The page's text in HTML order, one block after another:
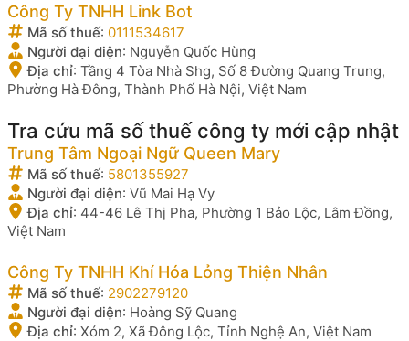
Công Ty TNHH Link Bot
Mã số thuế: 0111534617
Người đại diện: Nguyễn Quốc Hùng
Địa chỉ: Tầng 4 Tòa Nhà Shg, Số 8 Đường Quang Trung,
Phường Hà Đông, Thành Phố Hà Nội, Việt Nam
Tra cứu mã số thuế công ty mới cập nhật
Trung Tâm Ngoại Ngữ Queen Mary
Mã số thuế: 5801355927
Người đại diện: Vũ Mai Hạ Vy
Địa chỉ: 44-46 Lê Thị Pha, Phường 1 Bảo Lộc, Lâm Đồng,
Việt Nam
Công Ty TNHH Khí Hóa Lỏng Thiện Nhân
Mã số thuế: 2902279120
Người đại diện: Hoàng Sỹ Quang
Địa chỉ: Xóm 2, Xã Đông Lộc, Tỉnh Nghệ An, Việt Nam